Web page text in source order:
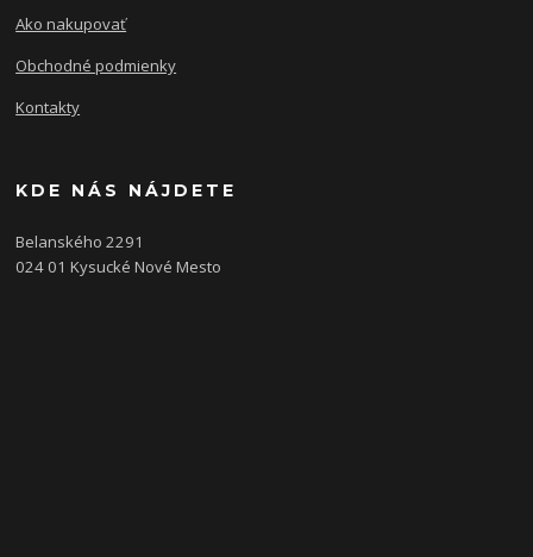
Ako nakupovať
Obchodné podmienky
Kontakty
KDE NÁS NÁJDETE
Belanského 2291
024 01 Kysucké Nové Mesto